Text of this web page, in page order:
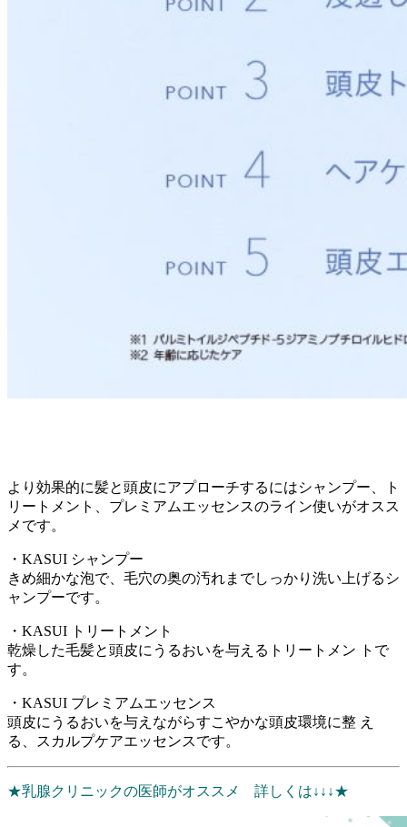
より効果的に髪と頭皮にアプローチするにはシャンプー、ト
リートメント、プレミアムエッセンスのライン使いがオスス
メです。
・KASUI シャンプー
きめ細かな泡で、毛穴の奥の汚れまでしっかり洗い上げるシ
ャンプーです。
・KASUI トリートメント
乾燥した毛髪と頭皮にうるおいを与えるトリートメン トで
す。
・KASUI プレミアムエッセンス
頭皮にうるおいを与えながらすこやかな頭皮環境に整 え
る、スカルプケアエッセンスです。
★乳腺クリニックの医師がオススメ 詳しくは↓↓↓★